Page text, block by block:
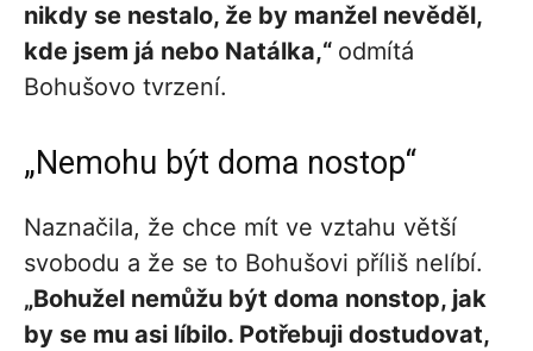
nikdy se nestalo, že by manžel nevěděl,
kde jsem já nebo Natálka,“ odmítá
Bohušovo tvrzení.
„Nemohu být doma nostop“
Naznačila, že chce mít ve vztahu větší
svobodu a že se to Bohušovi příliš nelíbí.
„Bohužel nemůžu být doma nonstop, jak
by se mu asi líbilo. Potřebuji dostudovat,